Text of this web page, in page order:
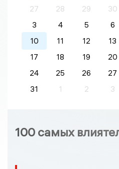
27
28 29 30
3
4 5 6
10
11 12 13
17
18 19 20
24
25 26 27
31
1 2 3
100 самых